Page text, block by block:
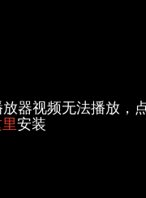
器视频无法播放，
安装